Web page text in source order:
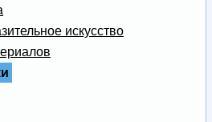
искусство